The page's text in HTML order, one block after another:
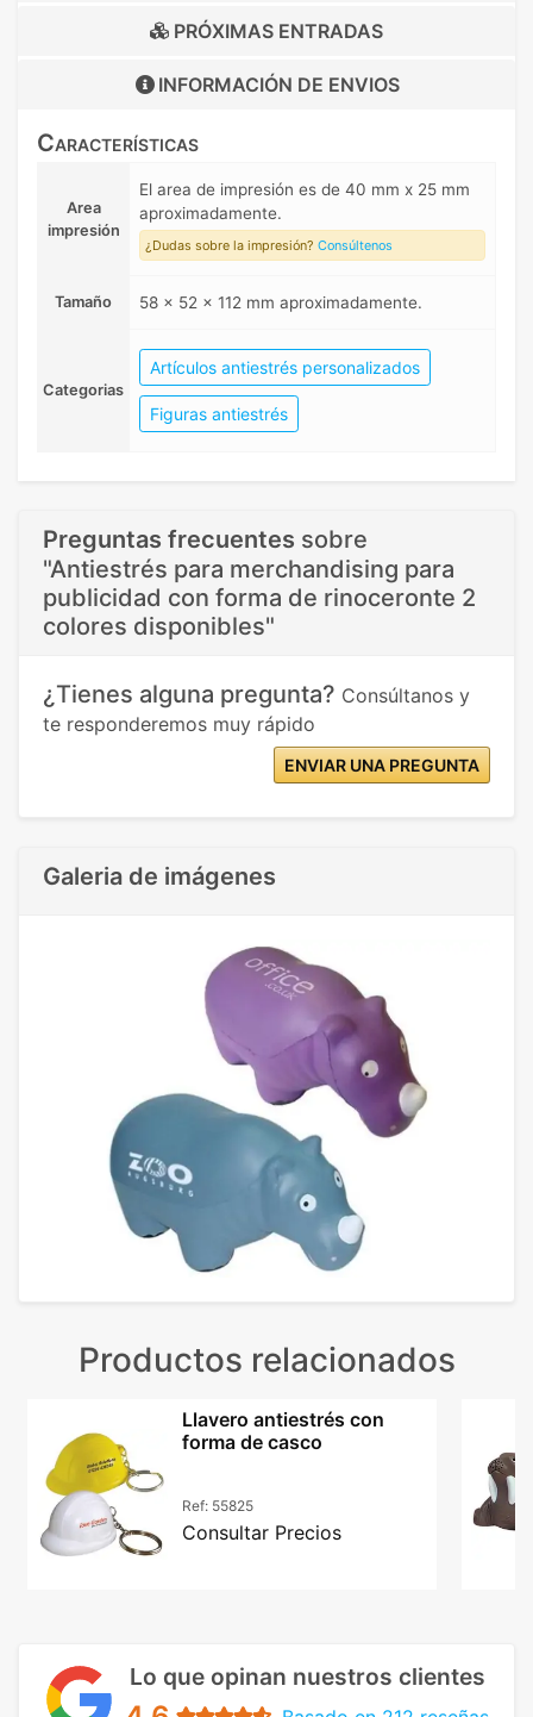
PRÓXIMAS ENTRADAS
INFORMACIÓN DE ENVIOS
Características
Area
impresión
El area de impresión es de 40 mm x 25 mm
aproximadamente.
¿Dudas sobre la impresión? Consúltenos
Tamaño 58 x 52 x 112 mm aproximadamente.
Categorias
Artículos antiestrés personalizados
Figuras antiestrés
Preguntas frecuentes sobre
"Antiestrés para merchandising para
publicidad con forma de rinoceronte 2
colores disponibles"
¿Tienes alguna pregunta? Consúltanos y
te responderemos muy rápido
ENVIAR UNA PREGUNTA
Galeria de imágenes
Productos relacionados
Llavero antiestrés con
forma de casco
Ref: 55825
Consultar Precios
Lo que opinan nuestros clientes